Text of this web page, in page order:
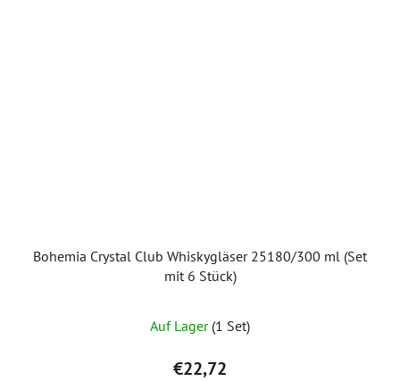
Bohemia Crystal Club Whiskygläser 25180/300 ml (Set
mit 6 Stück)
Auf Lager (1 Set)
€22,72